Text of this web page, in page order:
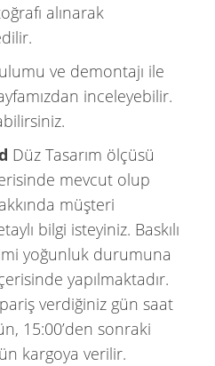
alınarak
ve demontajı ile
inceleyebilir.
Düz Tasarım ölçüsü
mevcut olup
müşteri
bilgi isteyiniz. Baskılı
yoğunluk durumuna
yapılmaktadır.
verdiğiniz gün saat
15:00’den sonraki
kargoya verilir.